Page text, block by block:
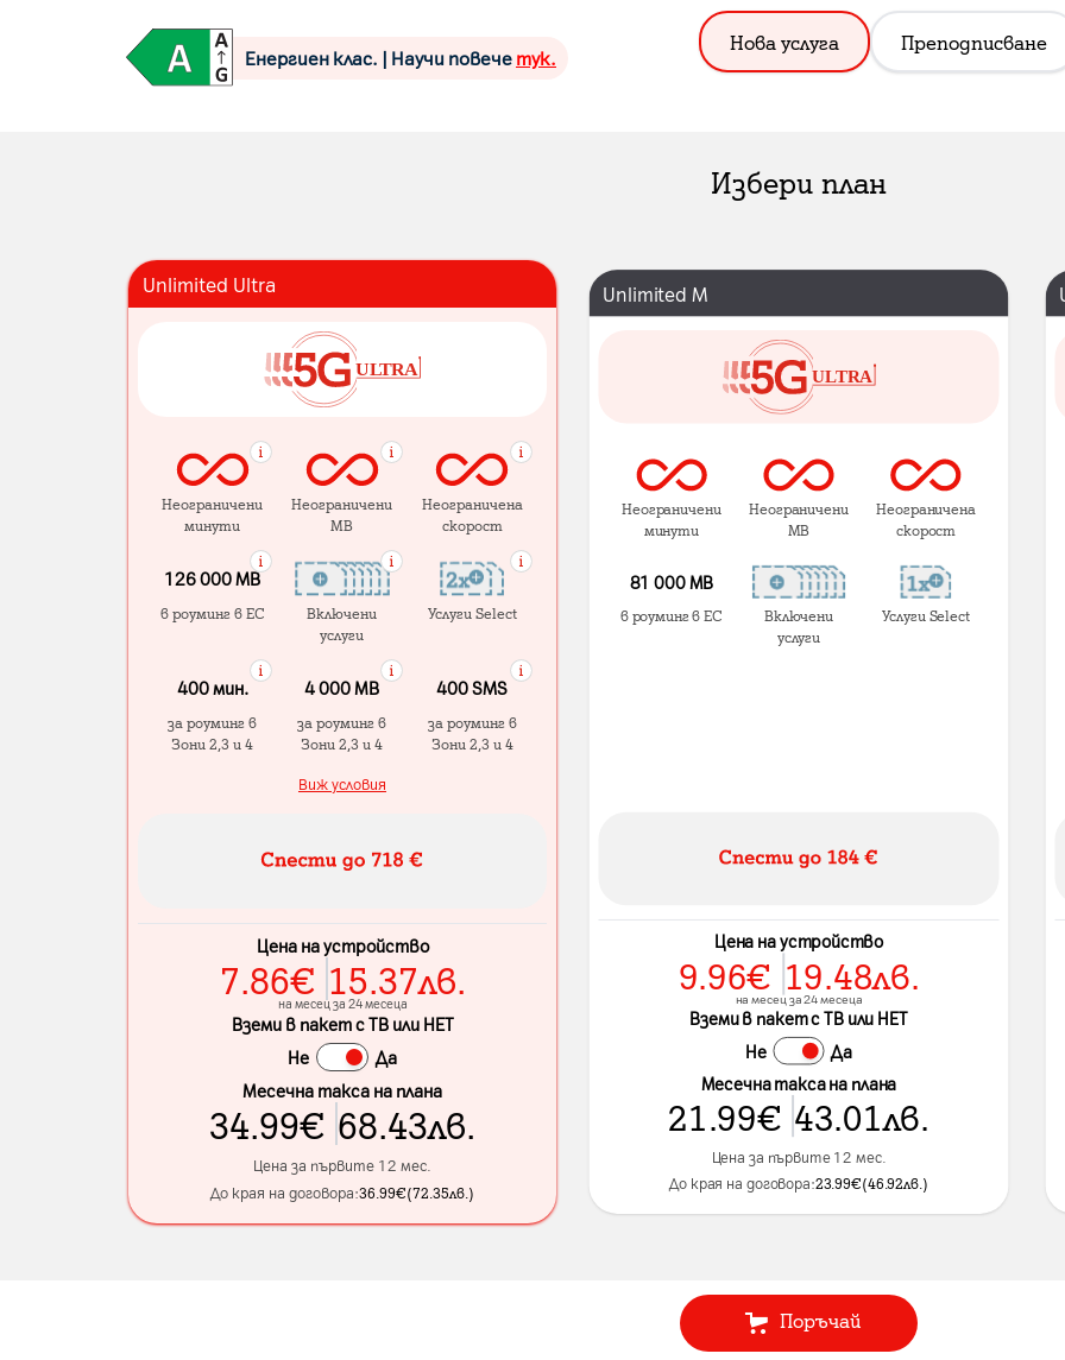
Енергиен клас. | Научи повече тук.
Нова услуга Преподписване
Избери план
Unlimited Ultra
Неограничени
минути
Неограничени
MB
Неограничена
скорост
126 000 MB
в роуминг в ЕС
Включени
услуги
Услуги Select
400 мин.
за роуминг в
Зони 2,3 и 4
4 000 МB
за роуминг в
Зони 2,3 и 4
400 SMS
за роуминг в
Зони 2,3 и 4
Виж условия
Цена на устройство
7.86€ 15.37лв.
на месец за 24 месеца
Вземи в пакет с ТВ или НЕТ
Не
Да
Месечна такса на плана
34.99€ 68.43лв.
Цена за първите 12 мес.
До края на договора:36.99€(72.35лв. )
Unlimited M
Неограничени
минути
Неограничени
MB
Неограничена
скорост
81 000 МВ
в роуминг в ЕС
Включени
услуги
Услуги Select
Цена на устройство
9.96€ 19.48лв.
на месец за 24 месеца
Вземи в пакет с ТВ или НЕТ
Не Да
Месечна такса на плана
21.99€ 43.01лв.
Цена за първите 12 мес.
До края на договора:23.99€(46.92лв. )
Поръчай